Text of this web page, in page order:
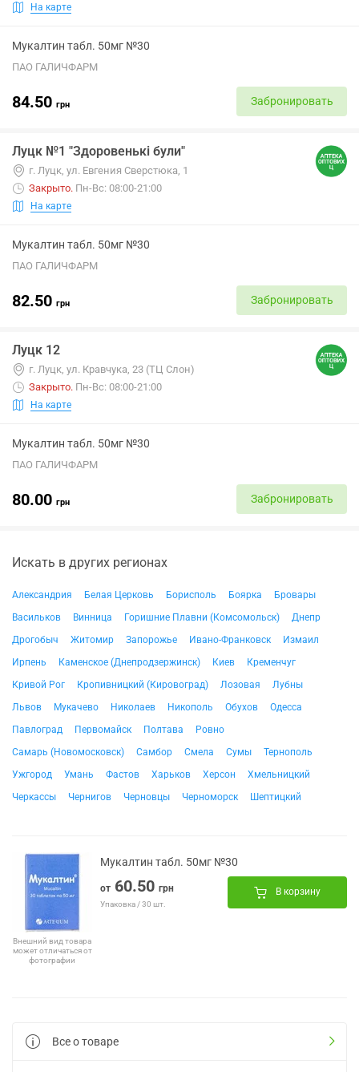
На карте
Мукалтин табл. 50мг №30
ПАО ГАЛИЧФАРМ
84.50 грн Забронировать
Луцк №1 "Здоровенькі були"
г. Луцк, ул. Евгения Сверстюка, 1
Закрыто. Пн-Вс: 08:00-21:00
На карте
Мукалтин табл. 50мг №30
ПАО ГАЛИЧФАРМ
82.50 грн Забронировать
Луцк 12
г. Луцк, ул. Кравчука, 23 (ТЦ Слон)
Закрыто. Пн-Вс: 08:00-21:00
На карте
Мукалтин табл. 50мг №30
ПАО ГАЛИЧФАРМ
80.00 грн Забронировать
Искать в других регионах
Александрия Белая Церковь Борисполь Боярка
Бровары
Васильков
Винница Горишние Плавни (Комсомольск)
Днепр
Дрогобыч
Житомир Запорожье Ивано-Франковск
Измаил
Ирпень
Каменское (Днепродзержинск) Киев
Кременчуг
Кривой Рог
Кропивницкий (Кировоград) Лозовая
Лубны
Львов
Мукачево Николаев Никополь Обухов
Одесса
Павлоград
Первомайск Полтава
Ровно
Самарь (Новомосковск)
Самбор Смела Сумы
Тернополь
Ужгород
Умань Фастов Харьков Херсон
Хмельницкий
Черкассы
Чернигов Черновцы Черноморск Шептицкий
Внешний вид товара
может отличаться от
фотографии
Мукалтин табл. 50мг №30
от 60.50 грн
Упаковка / 30 шт.
В корзину
Все о товаре